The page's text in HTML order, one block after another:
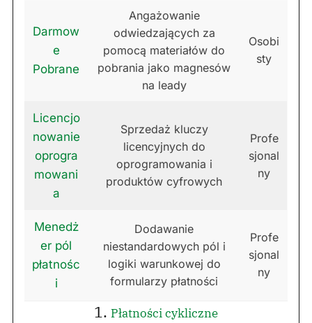
Darmow
e
Pobrane
Angażowanie
odwiedzających za
pomocą materiałów do
pobrania jako magnesów
na leady
Osobi
sty
Licencjo
nowanie
oprogra
mowani
a
Sprzedaż kluczy
licencyjnych do
oprogramowania i
produktów cyfrowych
Profe
sjonal
ny
Menedż
er pól
płatnośc
i
Dodawanie
niestandardowych pól i
logiki warunkowej do
formularzy płatności
Profe
sjonal
ny
1. Płatności cykliczne